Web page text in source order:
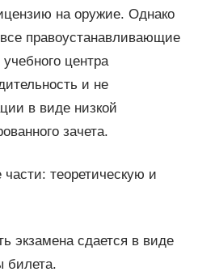
на оружие. Однако
правоустанавливающие
центра
и не
в виде низкой
зачета.
теоретическую и
экзамена сдается в виде
билета.